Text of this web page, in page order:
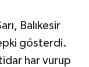
Balıkesir
gösterdi.
har vurup